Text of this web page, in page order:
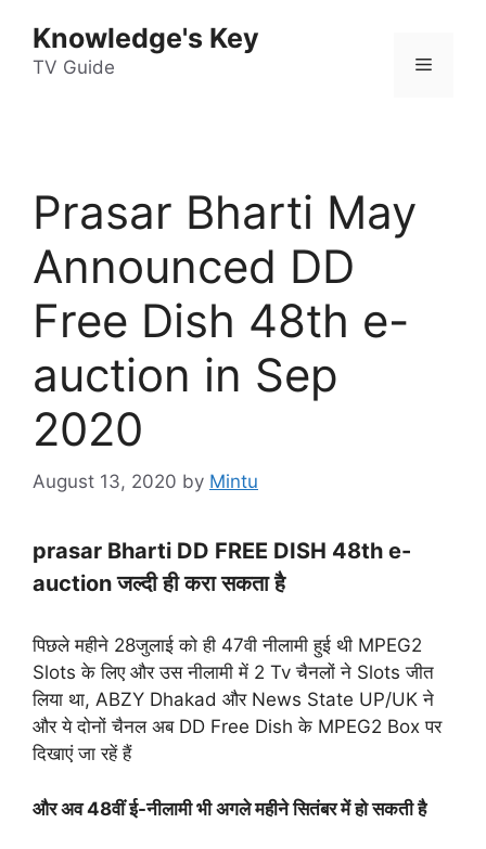
content
Knowledge's Key
TV Guide Menu
Prasar Bharti May
Announced DD
Free Dish 48th e-
auction in Sep
2020
August 13, 2020 by Mintu
prasar Bharti DD FREE DISH 48th e-
auction जल्दी ही करा सकता है
पिछले महीने 28जुलाई को ही 47वी नीलामी हुई थी MPEG2
Slots के लिए और उस नीलामी में 2 Tv चैनलों ने Slots जीत
लिया था, ABZY Dhakad और News State UP/UK ने
और ये दोनों चैनल अब DD Free Dish के MPEG2 Box पर
दिखाएं जा रहें हैं
और अव 48वीं ई-नीलामी भी अगले महीने सितंबर में हो सकती है